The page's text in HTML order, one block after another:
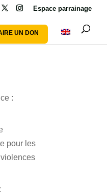
Espace parrainage
UN DON
:
pour les